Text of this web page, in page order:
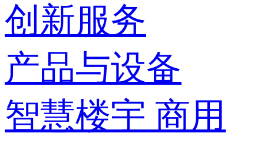
创新服务
产品与设备
智慧楼宇 商用